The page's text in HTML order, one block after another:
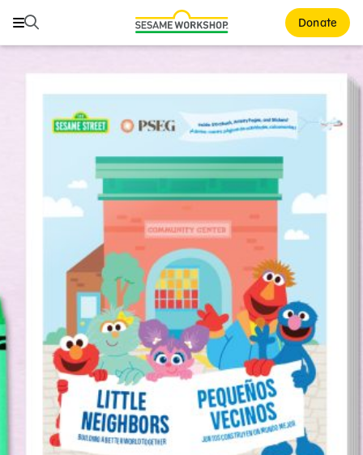
Buscar Donate
Buscar
ABCs and 123s
Healthy Minds and Bodies
Courses and Webinars
Games and Storybooks
About Us
Support Us